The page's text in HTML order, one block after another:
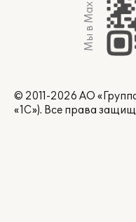
Мы в Max
© 2011-2026 АО
«1С»). Все права